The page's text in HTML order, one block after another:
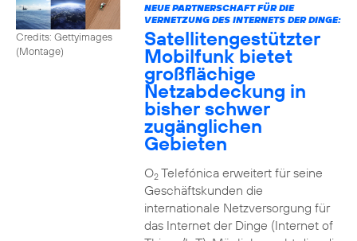
Credits: Gettyimages
(Montage)
NEUE PARTNERSCHAFT FÜR DIE
VERNETZUNG DES INTERNETS DER DINGE:
Satellitengestützter
Mobilfunk bietet
großflächige
Netzabdeckung in
bisher schwer
zugänglichen
Gebieten
O2Telefónica erweitert für seine
Geschäftskunden die
internationale Netzversorgung für
das Internet der Dinge (Internet of